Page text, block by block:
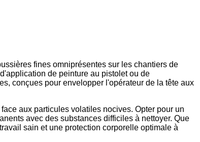
fines omniprésentes sur les chantiers de
de peinture au pistolet ou de
conçues pour envelopper l'opérateur de la tête aux
aux particules volatiles nocives. Opter pour un
avec des substances difficiles à nettoyer. Que
sain et une protection corporelle optimale à